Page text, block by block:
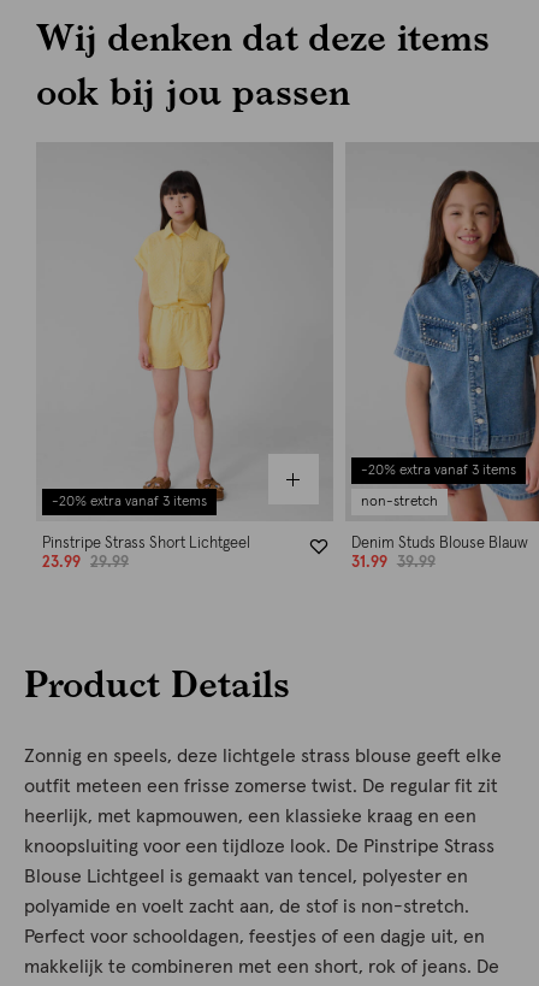
Wij denken dat deze items
ook bij jou passen
-20% extra vanaf 3 items
Pinstripe Strass Short Lichtgeel
23.99
29.99
-20% extra vanaf 3 items
non-stretch
Denim Studs Blouse Blauw
31.99
39.99
Product Details
Zonnig en speels, deze lichtgele strass blouse geeft elke
outfit meteen een frisse zomerse twist. De regular fit zit
heerlijk, met kapmouwen, een klassieke kraag en een
knoopsluiting voor een tijdloze look. De Pinstripe Strass
Blouse Lichtgeel is gemaakt van tencel, polyester en
polyamide en voelt zacht aan, de stof is non-stretch.
Perfect voor schooldagen, feestjes of een dagje uit, en
makkelijk te combineren met een short, rok of jeans. De